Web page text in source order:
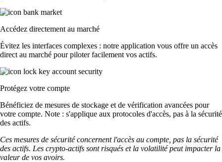
Accédez directement au marché
Évitez les interfaces complexes : notre application vous offre un accès
direct au marché pour piloter facilement vos actifs.
Protégez votre compte
Bénéficiez de mesures de stockage et de vérification avancées pour
votre compte. Note : s'applique aux protocoles d'accès, pas à la sécurité
des actifs.
Ces mesures de sécurité concernent l'accès au compte, pas la sécurité
des actifs. Les crypto-actifs sont risqués et la volatilité peut impacter la
valeur de vos avoirs.